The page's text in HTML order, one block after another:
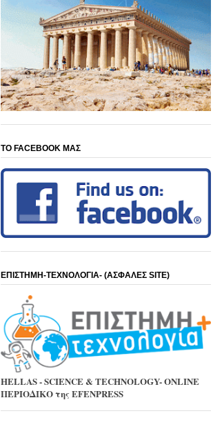
ΤΟ FACEBOOK ΜΑΣ
ΕΠΙΣΤΗΜΗ-ΤΕΧΝΟΛΟΓΙΑ- (ΑΣΦΑΛΕΣ SITE)
HELLAS - SCIENCE & TECHNOLOGY- ONLINE
ΠΕΡΙΟΔΙΚΟ της EFENPRESS